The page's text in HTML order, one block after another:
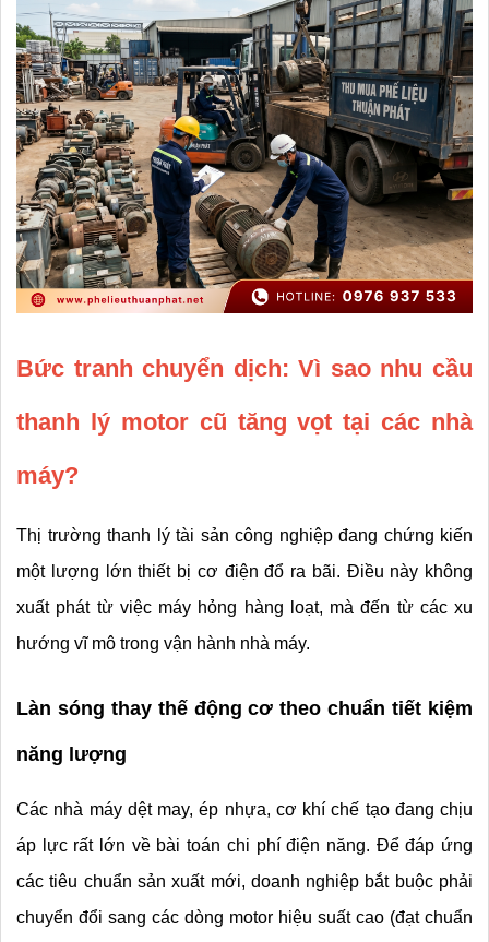
Bức tranh chuyển dịch: Vì sao nhu cầu
thanh lý motor cũ tăng vọt tại các nhà
máy?
Thị trường thanh lý tài sản công nghiệp đang chứng kiến
một lượng lớn thiết bị cơ điện đổ ra bãi. Điều này không
xuất phát từ việc máy hỏng hàng loạt, mà đến từ các xu
hướng vĩ mô trong vận hành nhà máy.
Làn sóng thay thế động cơ theo chuẩn tiết kiệm
năng lượng
Các nhà máy dệt may, ép nhựa, cơ khí chế tạo đang chịu
áp lực rất lớn về bài toán chi phí điện năng. Để đáp ứng
các tiêu chuẩn sản xuất mới, doanh nghiệp bắt buộc phải
chuyển đổi sang các dòng motor hiệu suất cao (đạt chuẩn